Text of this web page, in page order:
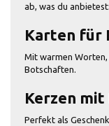
ab, was du anbietest:
Karten für
Mit warmen Worten,
Botschaften.
Kerzen
Perfekt als